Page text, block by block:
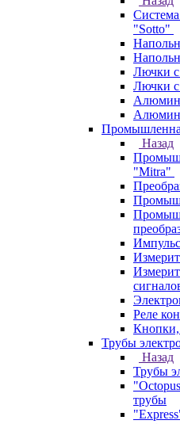
"Sotto"
Лючки с
Лючки с
Назад
"Mitra"
Реле
Кнопки,
Трубы
Назад
Трубы
трубы